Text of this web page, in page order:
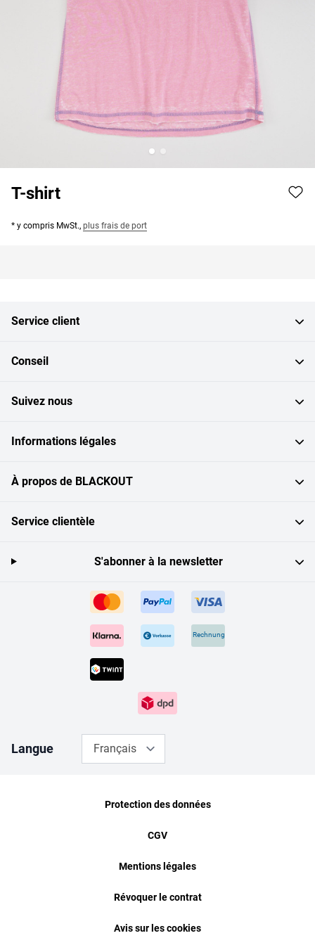
T-shirt
* y compris MwSt., plus frais de port
Service client
Conseil
Suivez nous
Informations légales
À propos de BLACKOUT
Service clientèle
Rechnung
S'abonner à la newsletter
Langue Français
Protection des données
CGV
Mentions légales
Révoquer le contrat
Avis sur les cookies